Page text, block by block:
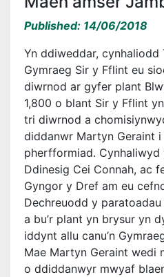
Published: 14/06/2018
Yn ddiweddar,
Gymraeg Sir y Fflint eu
diwrnod ar gyfer plant
1,800 o blant Sir y Fflint
tri diwrnod a
diddanwr Martyn Geraint
pherfformiad.
Ddinesig Cei Connah, ac
Gyngor y Dref am eu
Dechreuodd y
a bu’r plant yn brysur yn
iddynt allu canu’n
Mae Martyn Geraint wedi
o ddiddanwyr mwyaf